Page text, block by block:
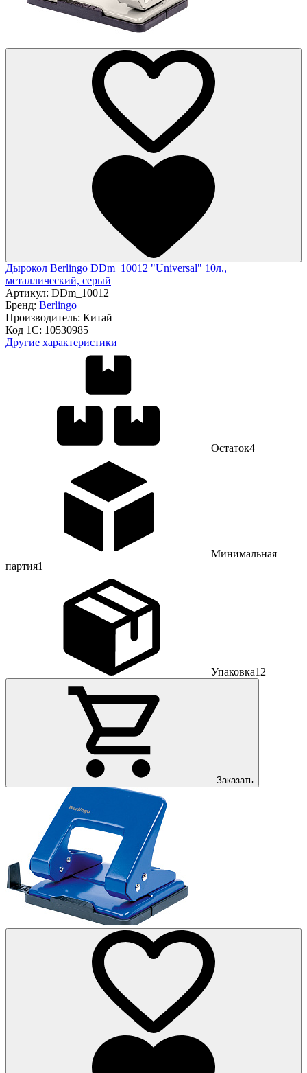
Дырокол Berlingo DDm_10012 "Universal" 10л.,
металлический, серый
Артикул: DDm_10012
Бренд: Berlingo
Производитель: Китай
Код 1С: 10530985
Другие характеристики
Остаток4
Минимальная
партия1
Упаковка12
Заказать